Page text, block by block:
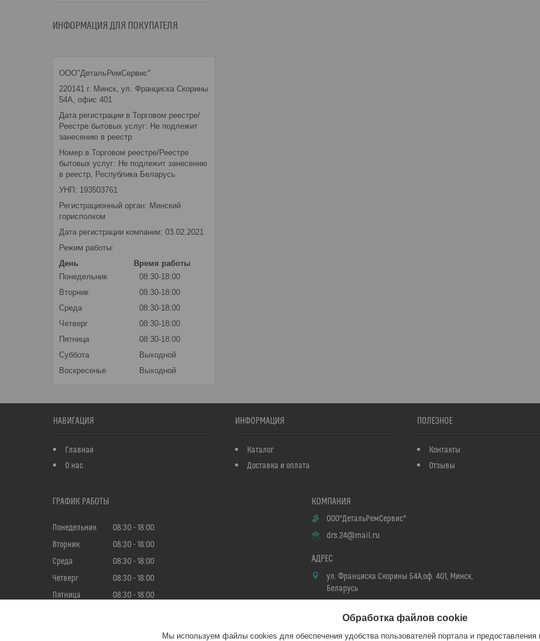
ИНФОРМАЦИЯ ДЛЯ ПОКУПАТЕЛЯ
ООО"ДетальРемСервис"
220141 г. Минск, ул. Франциска Скорины
54А, офис 401
Дата регистрации в Торговом реестре/
Реестре бытовых услуг: Не подлежит
занесению в реестр
Номер в Торговом реестре/Реестре
бытовых услуг: Не подлежит занесению
в реестр, Республика Беларусь
УНП: 193503761
Регистрационный орган: Минский
горисполком
Дата регистрации компании: 03.02.2021
Режим работы:
День
Время работы
Понедельник
08:30-18:00
Вторник
08:30-18:00
Среда
08:30-18:00
Четверг
08:30-18:00
Пятница
08:30-18:00
Суббота
Выходной
Воскресенье
Выходной
НАВИГАЦИЯ
Главная
О нас
ИНФОРМАЦИЯ
Каталог
Доставка и оплата
ПОЛЕЗНОЕ
Контакты
Отзывы
ГРАФИК РАБОТЫ
Понедельник 08:30
18:00
Вторник
08:30
18:00
Среда
08:30
18:00
Четверг
08:30
18:00
Пятница
08:30
18:00
ООО"ДетальРемСервис"
drs.24@mail.ru
ул. Франциска Скорины 54А,оф. 401, Минск,
Беларусь
Обработка файлов cookie
Мы используем файлы cookies для обеспечения удобства пользователей портала и